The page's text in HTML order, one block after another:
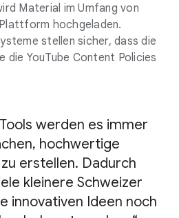
Material im Umfang von
hochgeladen.
stellen sicher, dass die
die YouTube Content Policies
werden es immer
hochwertige
erstellen. Dadurch
kleinere Schweizer
innovativen Ideen noch